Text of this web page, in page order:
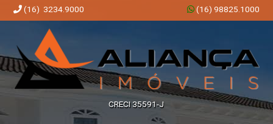
(16) 3234.9000 (16) 98825.1000
CRECI 35591-J